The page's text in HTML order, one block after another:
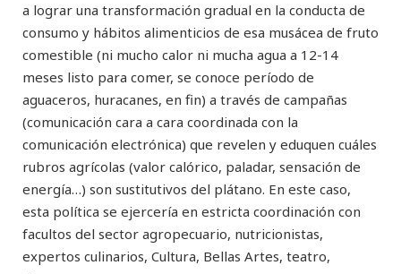
a lograr una transformación gradual en la conducta de
consumo y hábitos alimenticios de esa musácea de fruto
comestible (ni mucho calor ni mucha agua a 12-14
meses listo para comer, se conoce período de
aguaceros, huracanes, en fin) a través de campañas
(comunicación cara a cara coordinada con la
comunicación electrónica) que revelen y eduquen cuáles
rubros agrícolas (valor calórico, paladar, sensación de
energía…) son sustitutivos del plátano. En este caso,
esta política se ejercería en estricta coordinación con
facultos del sector agropecuario, nutricionistas,
expertos culinarios, Cultura, Bellas Artes, teatro,